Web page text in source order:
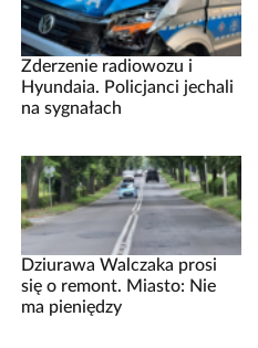
Zderzenie radiowozu i
Hyundaia. Policjanci jechali
na sygnałach
Dziurawa Walczaka prosi
się o remont. Miasto: Nie
ma pieniędzy